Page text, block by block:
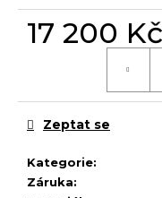
17 200 Kč
Kategorie:
Záruka:
Zeptat se
e
m